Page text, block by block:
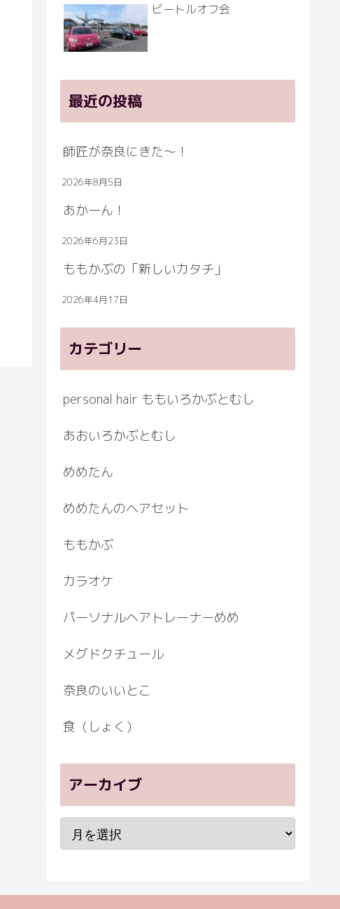
ビートルオフ会
最近の投稿
師匠が奈良にきた～！
2026年8月5日
あかーん！
2026年6月23日
ももかぶの「新しいカタチ」
2026年4月17日
カテゴリー
personal hair ももいろかぶとむし
あおいろかぶとむし
めめたん
めめたんのヘアセット
ももかぶ
カラオケ
パーソナルヘアトレーナーめめ
メグドクチュール
奈良のいいとこ
食（しょく）
アーカイブ